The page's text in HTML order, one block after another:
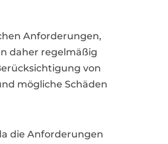
Anforderungen,
daher regelmäßig
von
mögliche Schäden
die Anforderungen